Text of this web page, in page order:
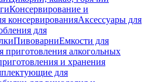
Консервирование и
консервированияАксессуары для
для
ПивоварниЕмкости для
приготовления алкогольных
и хранения
для